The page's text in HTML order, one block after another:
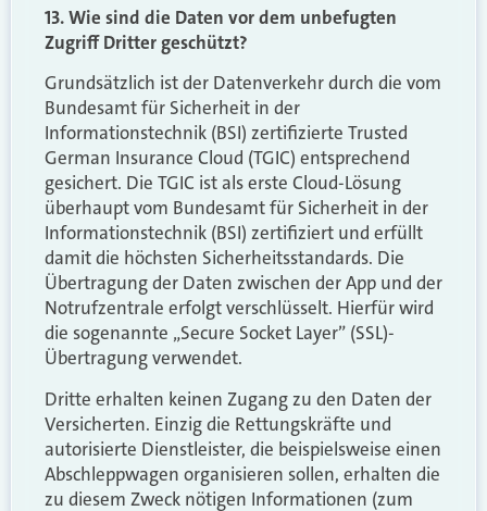
13. Wie sind die Daten vor dem unbefugten
Zugriff Dritter geschützt?
Grundsätzlich ist der Datenverkehr durch die vom
Bundesamt für Sicherheit in der
Informationstechnik (BSI) zertifizierte Trusted
German Insurance Cloud (TGIC) entsprechend
gesichert. Die TGIC ist als erste Cloud-Lösung
überhaupt vom Bundesamt für Sicherheit in der
Informationstechnik (BSI) zertifiziert und erfüllt
damit die höchsten Sicherheitsstandards. Die
Übertragung der Daten zwischen der App und der
Notrufzentrale erfolgt verschlüsselt. Hierfür wird
die sogenannte „Secure Socket Layer” (SSL)-
Übertragung verwendet.
Dritte erhalten keinen Zugang zu den Daten der
Versicherten. Einzig die Rettungskräfte und
autorisierte Dienstleister, die beispielsweise einen
Abschleppwagen organisieren sollen, erhalten die
zu diesem Zweck nötigen Informationen (zum